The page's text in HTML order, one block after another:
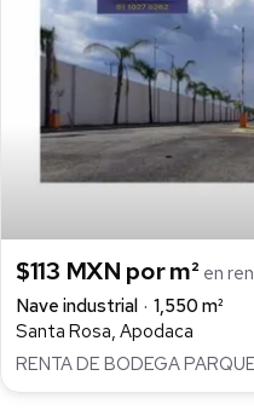
$113 MXN por m² en
Nave industrial
1,550 m²
Santa Rosa, Apodaca
RENTA DE BODEGA